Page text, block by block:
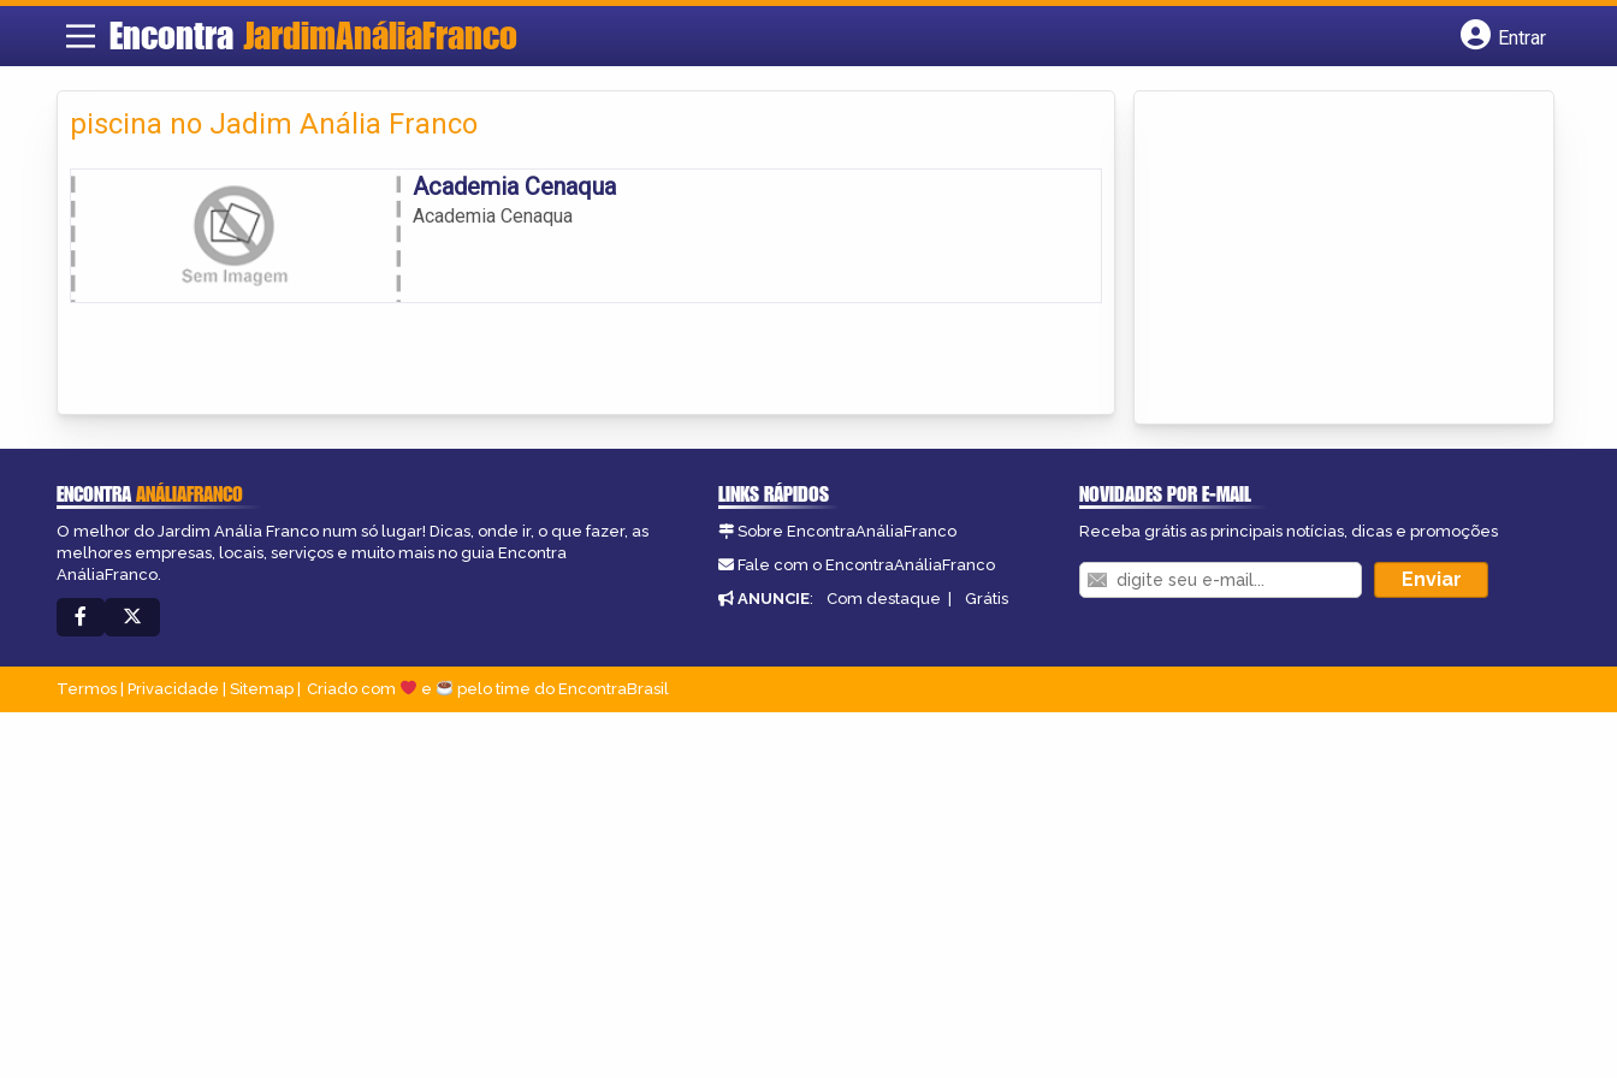
Encontra JardimAnáliaFranco
Entrar
piscina no Jadim Anália Franco
Academia Cenaqua
Academia Cenaqua
ENCONTRAANÁLIAFRANCO
O melhor do Jardim Anália Franco num só lugar! Dicas, onde ir, o que fazer, as
melhores empresas, locais, serviços e muito mais no guia Encontra
AnáliaFranco.
LINKS RÁPIDOS
Sobre EncontraAnáliaFranco
Fale com o EncontraAnáliaFranco
ANUNCIE: Com destaque | Grátis
NOVIDADES POR E-MAIL
Receba grátis as principais notícias, dicas e promoções
Termos | Privacidade | Sitemap Criado com e pelo time do EncontraBrasil